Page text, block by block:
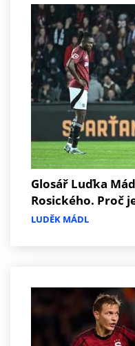
Glosář Luďka
Rosického. Proč
LUDĚK MÁDL